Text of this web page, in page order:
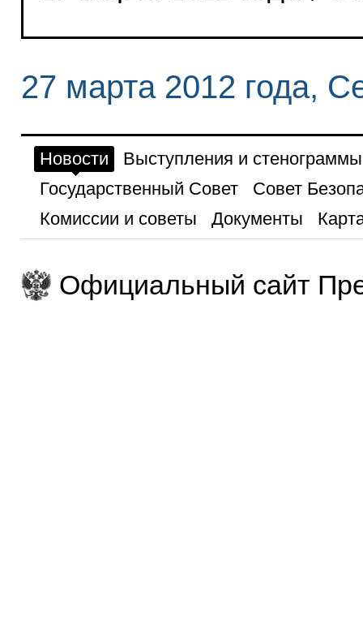
27 марта 2012 года,
Новости
Выступления и стенограммы
Государственный Совет
Совет
Комиссии и советы
Документы
Официальный сайт